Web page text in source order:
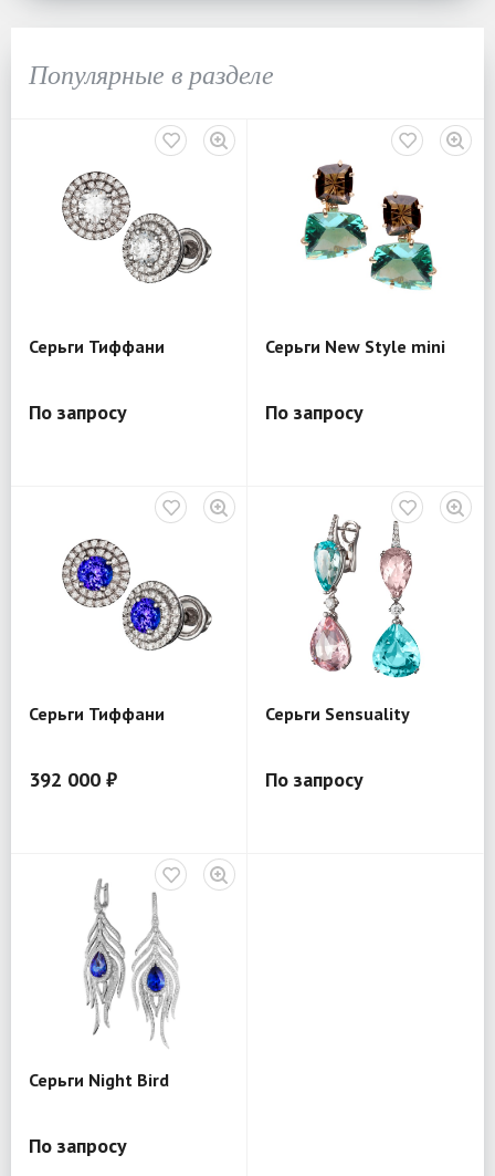
Популярные в разделе
Серьги Тиффани
По запросу
Серьги New Style mini
По запросу
Серьги Тиффани
392 000 ₽
Серьги Sensuality
По запросу
Серьги Night Bird
По запросу